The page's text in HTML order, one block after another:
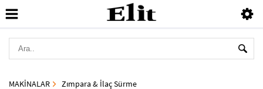
MAKİNALAR Zımpara & İlaç Sürme